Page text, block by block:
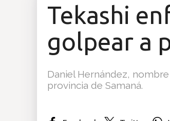
Tekashi
golpear a
Daniel Hernández,
provincia de Samaná.